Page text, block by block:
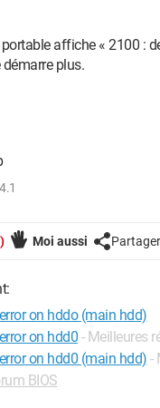
affiche « 2100 :
plus.
Moi aussi Partager
on hddo (main hdd)
on hdd0 - Meilleures
on hdd0 (main hdd) -
BIOS